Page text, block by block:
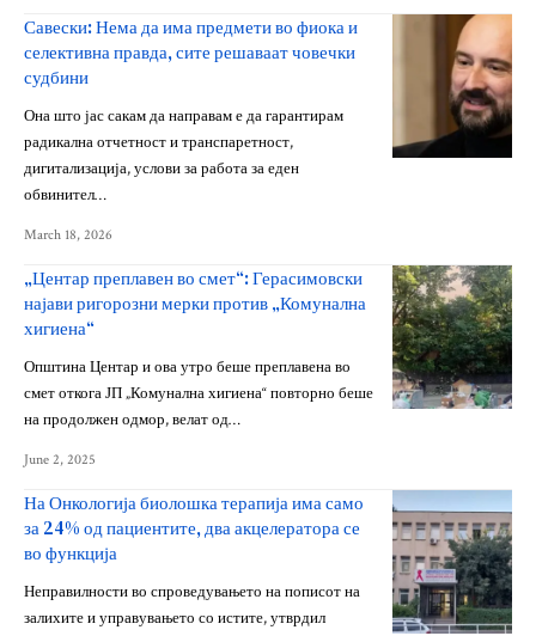
Савески: Нема да има предмети во фиока и
селективна правда, сите решаваат човечки
судбини
Она што јас сакам да направам е да гарантирам
радикална отчетност и транспаретност,
дигитализација, услови за работа за еден
обвинител…
March 18, 2026
„Центар преплавен во смет“: Герасимовски
најави ригорозни мерки против „Комунална
хигиена“
Општина Центар и ова утро беше преплавена во
смет откога ЈП „Комунална хигиена“ повторно беше
на продолжен одмор, велат од…
June 2, 2025
На Онкологија биолошка терапија има само
за 24% од пациентите, два акцелератора се
во функција
Неправилности во спроведувањето на пописот на
залихите и управувањето со истите, утврдил